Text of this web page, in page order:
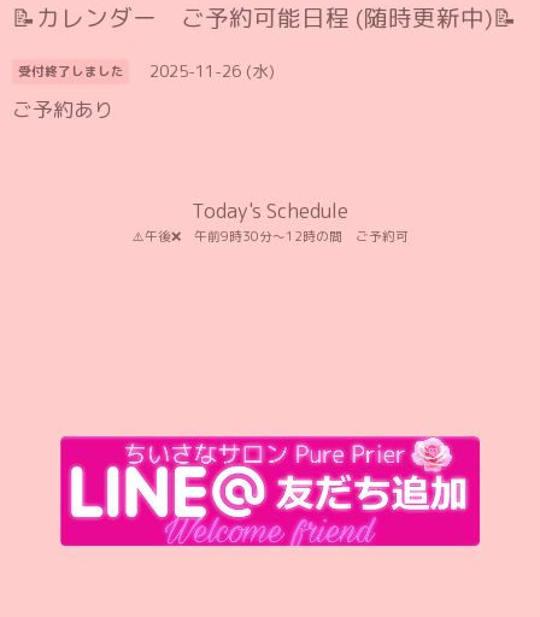
📝カレンダー ご予約可能日程 (随時更新中)📝
受付終了しました 2025-11-26 (水)
ご予約あり
Today's Schedule
⚠️午後❌️ 午前9時30分〜12時の間 ご予約可